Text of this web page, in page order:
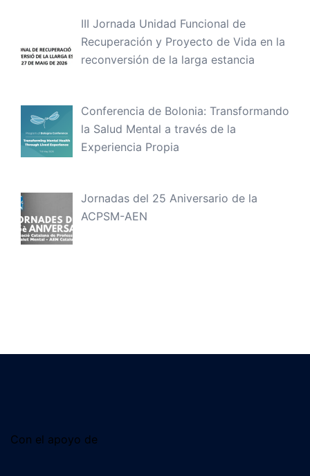
III Jornada Unidad Funcional de
Recuperación y Proyecto de Vida en la
reconversión de la larga estancia
Conferencia de Bolonia: Transformando
la Salud Mental a través de la
Experiencia Propia
Jornadas del 25 Aniversario de la
ACPSM-AEN
Con el apoyo de